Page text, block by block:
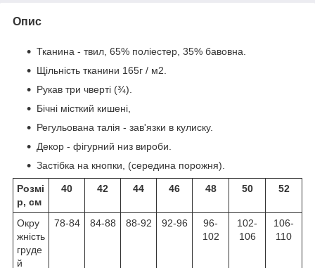
Опис
Тканина - твил, 65% поліестер, 35% бавовна.
Щільність тканини 165г / м2.
Рукав три чверті (¾).
Бічні місткий кишені,
Регульована талія - ​​зав'язки в кулиску.
Декор - фігурний низ вироби.
Застібка на кнопки, (середина порожня).
Розмі
р, см
40 42 44 46 48 50 52
Окру
жність
груде
й
78-84 84-88 88-92 92-96
96-
102
102-
106
106-
110